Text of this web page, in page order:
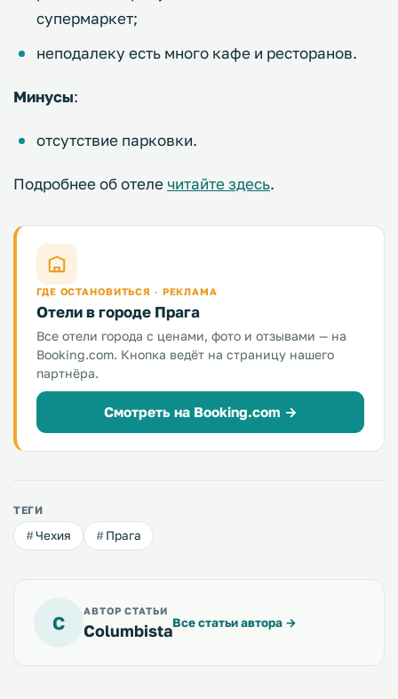
супермаркет;
неподалеку есть много кафе и ресторанов.
Минусы:
отсутствие парковки.
Подробнее об отеле читайте здесь.
ГДЕ ОСТАНОВИТЬСЯ · РЕКЛАМА
Отели в городе Прага
Все отели города с ценами, фото и отзывами — на
Booking.com. Кнопка ведёт на страницу нашего
партнёра.
Смотреть на Booking.com →
ТЕГИ
Чехия Прага
C
АВТОР СТАТЬИ
ColumbistaВсе статьи автора →